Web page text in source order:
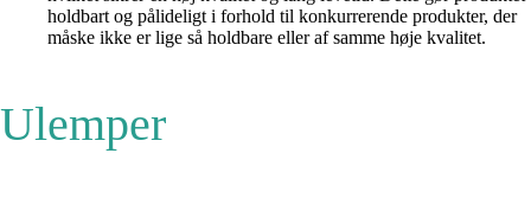
holdbart og pålideligt i forhold til konkurrerende produkter, der
måske ikke er lige så holdbare eller af samme høje kvalitet.
Ulemper